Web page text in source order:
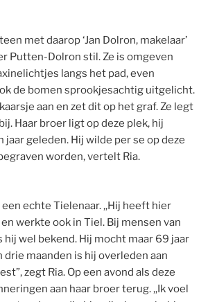
met daarop ‘Jan Dolron, makelaar’
Putten-Dolron stil. Ze is omgeven
langs het pad, even
de bomen sprookjesachtig uitgelicht.
aan en zet dit op het graf. Ze legt
Haar broer ligt op deze plek, hij
jaar geleden. Hij wilde per se op deze
worden, vertelt Ria.
een echte Tielenaar. ,,Hij heeft hier
werkte ook in Tiel. Bij mensen van
hij wel bekend. Hij mocht maar 69 jaar
drie maanden is hij overleden aan
zegt Ria. Op een avond als deze
aan haar broer terug. ,,Ik voel